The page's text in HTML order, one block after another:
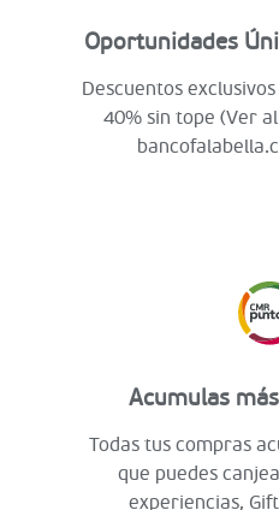
Oportunidades
Descuentos
40% sin tope (Ver
Acumulas
Todas tus compras
que puedes
experiencias,